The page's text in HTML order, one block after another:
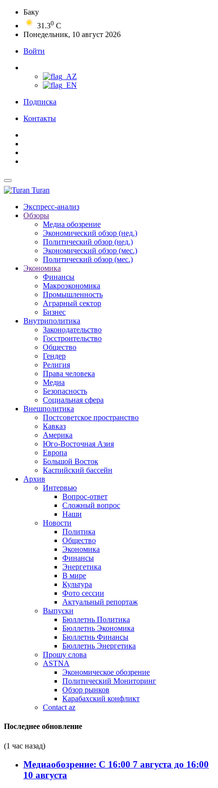
Баку
31.30 C
Понедельник, 10 август 2026
Войти
Подписка
Контакты
Turan
Экспресс-анализ
Обзоры
Медиа обозрение
Экономический обзор (нед.)
Политический обзор (нед.)
Экономический обзор (мес.)
Политический обзор (мес.)
Экономика
Финансы
Макроэкономика
Промышленность
Аграрный сектор
Бизнес
Внутриполитика
Законодательство
Госстроительство
Общество
Гендер
Религия
Права человека
Медиа
Безопасность
Социальная сфера
Внешполитика
Постсоветское пространство
Кавказ
Америка
Юго-Восточная Азия
Европа
Большой Восток
Каспийский бассейн
Архив
Интервью
Вопрос-ответ
Сложный вопрос
Наши
Новости
Политика
Общество
Экономика
Финансы
Энергетика
В мире
Культура
Фото сессии
Актуальный репортаж
Выпуски
Бюллетнь Политика
Бюллетнь Экономика
Бюллетнь Финансы
Бюллетнь Энергетика
Прошу слова
ASTNA
Экономическое обозрение
Политический Мониторинг
Обзор рынков
Карабахский конфликт
Contact az
Последнее обновление
(1 час назад)
Медиаобозрение: С 16:00 7 августа до 16:00
10 августа